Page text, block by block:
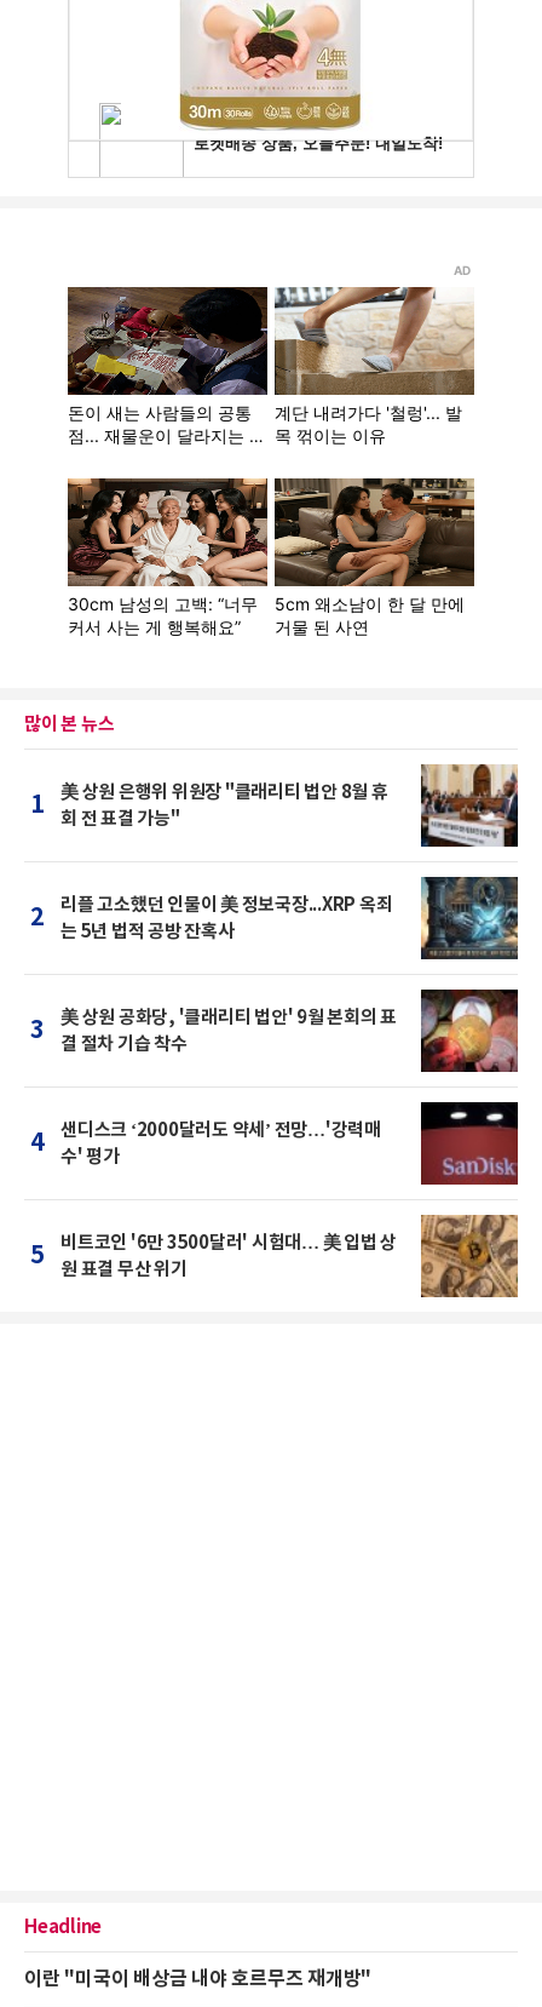
많이 본 뉴스
1
美 상원 은행위 위원장 "클래리티 법안 8월 휴
회 전 표결 가능"
2
리플 고소했던 인물이 美 정보국장...XRP 옥죄
는 5년 법적 공방 잔혹사
3
美 상원 공화당, '클래리티 법안' 9월 본회의 표
결 절차 기습 착수
4
샌디스크 ‘2000달러도 약세’ 전망…'강력매
수' 평가
5
비트코인 '6만 3500달러' 시험대… 美 입법 상
원 표결 무산 위기
Headline
이란 "미국이 배상금 내야 호르무즈 재개방"